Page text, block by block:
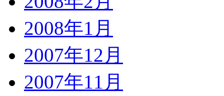
2008年1月
2007年12月
2007年11月